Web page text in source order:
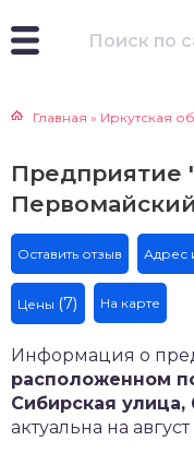
Главная » Иркутская
Предприятие
Оставить отзыв Адрес
Цены (7) На карте
Информация о
расположенном
Сибирская улица,
актуальна на